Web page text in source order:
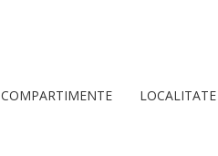
COMPARTIMENTE LOCALITATE